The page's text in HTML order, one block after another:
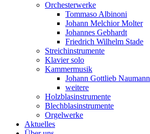
Orchesterwerke
Tommaso Albinoni
Johann Melchior Molter
Johannes Gebhardt
Friedrich Wilhelm Stade
Streichinstrumente
Klavier solo
Kammermusik
Johann Gottlieb Naumann
weitere
Holzblasinstrumente
Blechblasinstrumente
Orgelwerke
Aktuelles